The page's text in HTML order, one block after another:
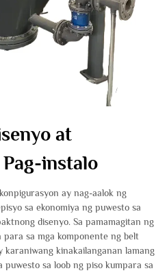
at
instalo
ay nag-aalok ng
sa ekonomiya ng puwesto sa
disenyo. Sa pamamagitan ng
sa mga komponente ng belt
karaniwang kinakailanganan lamang
puwesto sa loob ng piso kumpara sa